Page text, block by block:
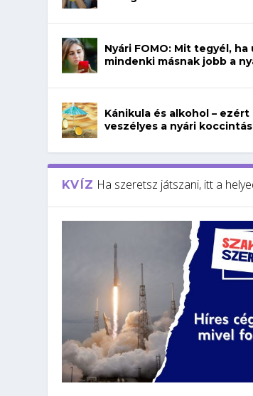
Nyári FOMO: Mit tegyél, ha
mindenki másnak jobb a
Kánikula és alkohol –
veszélyes a nyári koccintás
KVÍZ Ha szeretsz játszani, itt a